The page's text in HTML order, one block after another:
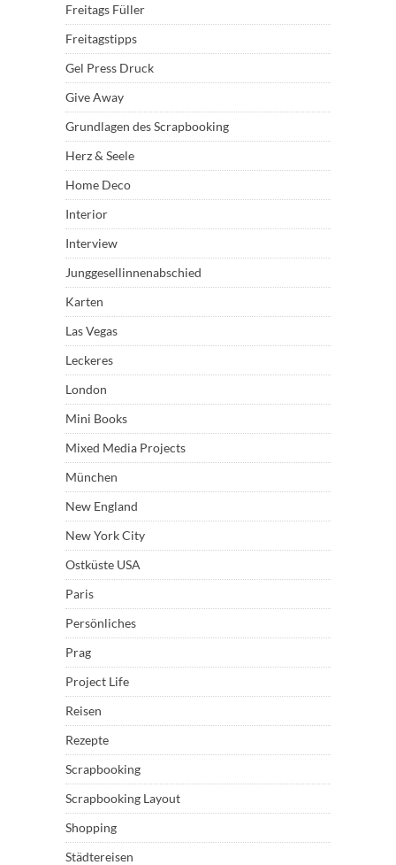
Freitags Füller
Freitagstipps
Gel Press Druck
Give Away
Grundlagen des Scrapbooking
Herz & Seele
Home Deco
Interior
Interview
Junggesellinnenabschied
Karten
Las Vegas
Leckeres
London
Mini Books
Mixed Media Projects
München
New England
New York City
Ostküste USA
Paris
Persönliches
Prag
Project Life
Reisen
Rezepte
Scrapbooking
Scrapbooking Layout
Shopping
Städtereisen